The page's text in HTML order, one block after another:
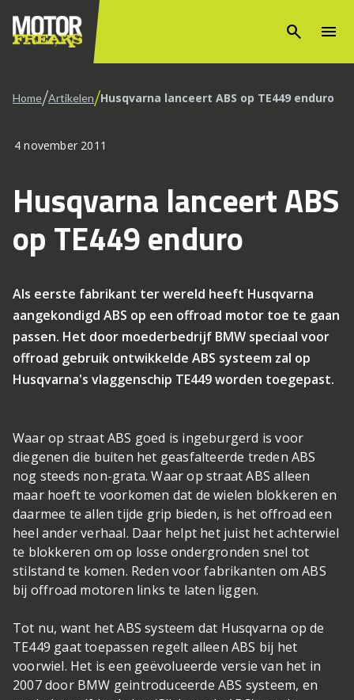
search menu
Home/Artikelen/Husqvarna lanceert ABS op TE449 enduro
4 november 2011
Husqvarna lanceert ABS
op TE449 enduro
Als eerste fabrikant ter wereld heeft Husqvarna
aangekondigd ABS op een offroad motor toe te gaan
passen. Het door moederbedrijf BMW speciaal voor
offroad gebruik ontwikkelde ABS systeem zal op
Husqvarna's vlaggenschip TE449 worden toegepast.
Waar op straat ABS goed is ingeburgerd is voor
diegenen die buiten het geasfalteerde treden ABS
nog steeds non-grata. Waar op straat ABS alleen
maar hoeft te voorkomen dat de wielen blokkeren en
daarmee te allen tijde grip bieden, is het offroad een
heel ander verhaal. Daar helpt het juist het achterwiel
te blokkeren om op losse ondergronden snel tot
stilstand te komen. Reden voor fabrikanten om ABS
bij offroad motoren links te laten liggen.
Tot nu, want het ABS systeem dat Husqvarna op de
TE449 gaat toepassen regelt alleen ABS bij het
voorwiel. Het is een geëvolueerde versie van het in
2007 door BMW geintroduceerde ABS systeem, en